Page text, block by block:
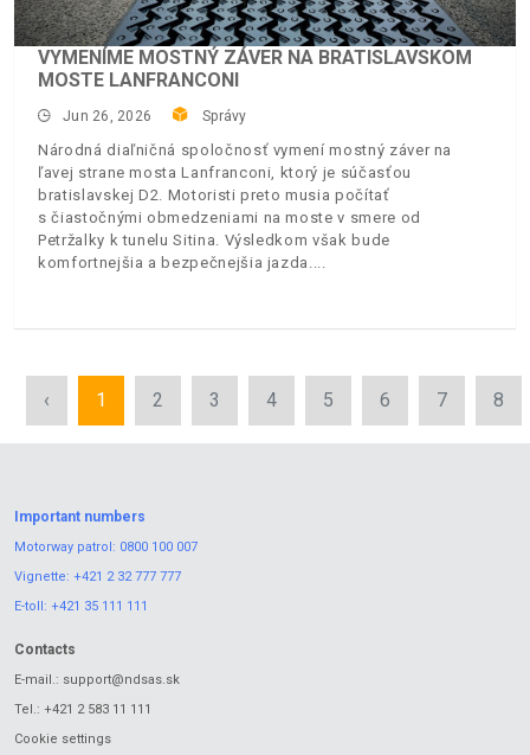
VYMENÍME MOSTNÝ ZÁVER NA BRATISLAVSKOM
MOSTE LANFRANCONI
Jun 26, 2026 Správy
Národná diaľničná spoločnosť vymení mostný záver na
ľavej strane mosta Lanfranconi, ktorý je súčasťou
bratislavskej D2. Motoristi preto musia počítať
s čiastočnými obmedzeniami na moste v smere od
Petržalky k tunelu Sitina. Výsledkom však bude
komfortnejšia a bezpečnejšia jazda.
‹ 1 2 3 4 5 6 7 8
Important numbers
Motorway patrol: 0800 100 007
Vignette: +421 2 32 777 777
E-toll: +421 35 111 111
Contacts
E-mail.: support@ndsas.sk
Tel.: +421 2 583 11 111
Cookie settings